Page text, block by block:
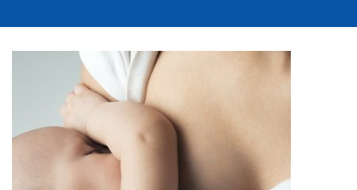
administrativă
Subdiviziuni
Centrul
Consultativ
Diagnostic
Secția
Medicină